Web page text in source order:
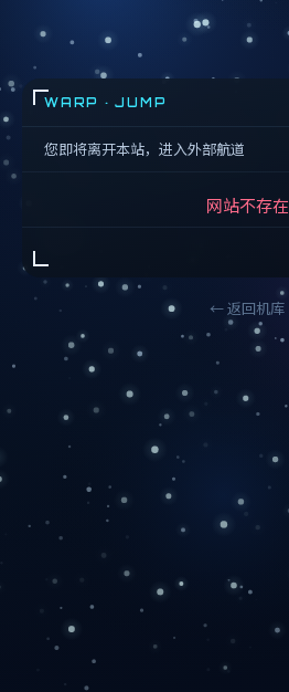
WARP · JUMP
您即将离开本站，进入外部航道
网站不存在
← 返回机库